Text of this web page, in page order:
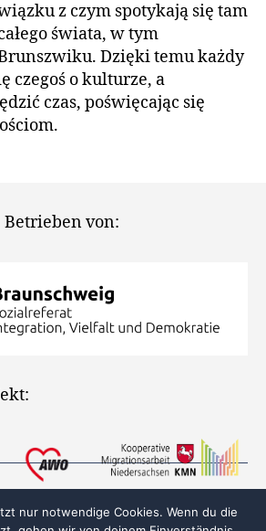
z czym spotykają się tam
świata, w tym
Dzięki temu każdy
czegoś o kulturze, a
czas, poświęcając się
Betrieben von:
nur notwendige Cookies. Wenn du die